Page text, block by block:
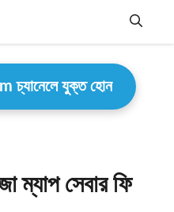
চ্যানেলে যুক্ত হোন
ম্যাপ সেবার ফি